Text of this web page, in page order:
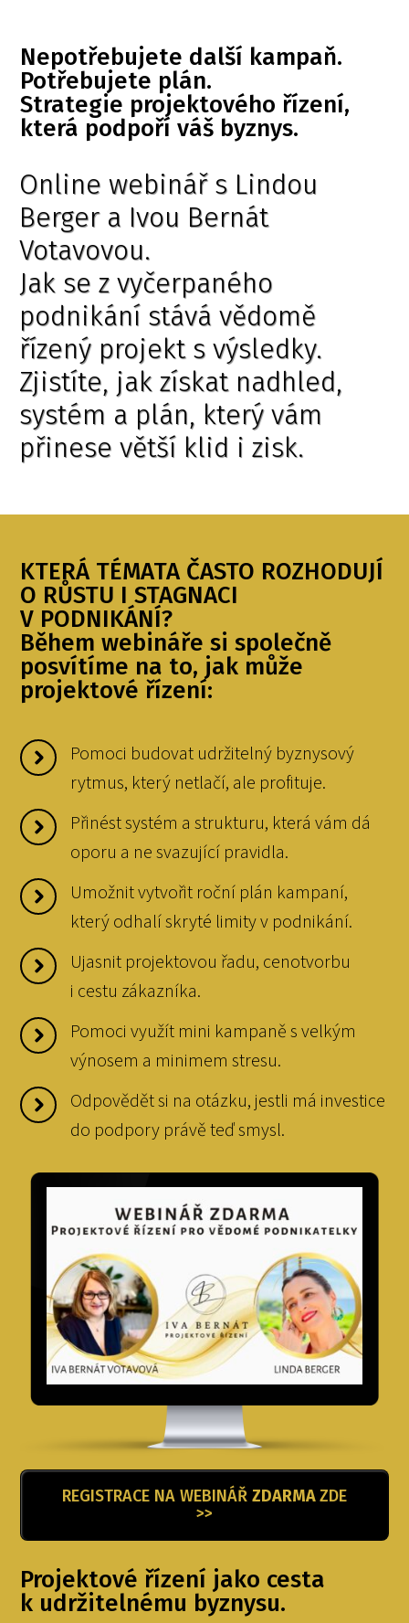
Nepotřebujete další kampaň.
Potřebujete plán.
Strategie projektového řízení,
která podpoří váš byznys.
Online webinář s Lindou
Berger a Ivou Bernát
Votavovou.
Jak se z vyčerpaného
podnikání stává vědomě
řízený projekt s výsledky.
Zjistíte, jak získat nadhled,
systém a plán, který vám
přinese větší klid i zisk.
KTERÁ TÉMATA ČASTO ROZHODUJÍ
O RŮSTU I STAGNACI
V PODNIKÁNÍ?
Během webináře si společně
posvítíme na to, jak může
projektové řízení:
Pomoci budovat udržitelný byznysový
rytmus, který netlačí, ale profituje.
Přinést systém a strukturu, která vám dá
oporu a ne svazující pravidla.
Umožnit vytvořit roční plán kampaní,
který odhalí skryté limity v podnikání.
Ujasnit projektovou řadu, cenotvorbu
i cestu zákazníka.
Pomoci využít mini kampaně s velkým
výnosem a minimem stresu.
Odpovědět si na otázku, jestli má investice
do podpory právě teď smysl.
REGISTRACE NA WEBINÁŘ ZDARMAZDE
>>
Projektové řízení jako cesta
k udržitelnému byznysu.